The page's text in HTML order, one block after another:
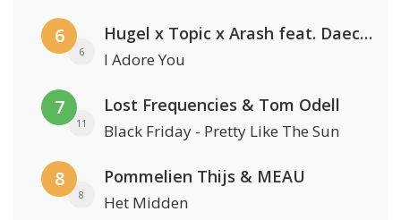
6
6
Hugel x Topic x Arash feat. Daecolm
I Adore You
7
11
Lost Frequencies & Tom Odell
Black Friday - Pretty Like The Sun
8
8
Pommelien Thijs & MEAU
Het Midden